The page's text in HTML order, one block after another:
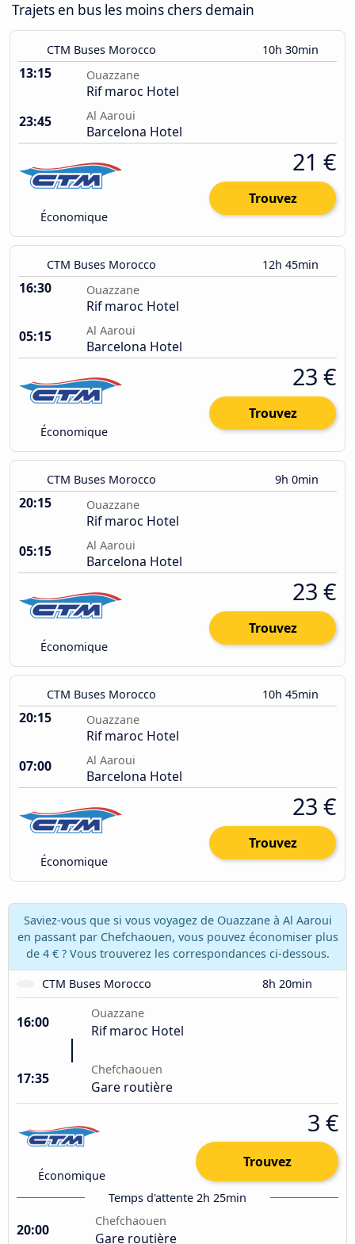
Trajets en bus les moins chers demain
CTM Buses Morocco 10h 30min
13:15 Ouazzane
Rif maroc Hotel
23:45
Al Aaroui
Barcelona Hotel
Économique
21 €
Trouvez
CTM Buses Morocco 12h 45min
16:30 Ouazzane
Rif maroc Hotel
05:15
Al Aaroui
Barcelona Hotel
Économique
23 €
Trouvez
CTM Buses Morocco 9h 0min
20:15 Ouazzane
Rif maroc Hotel
05:15
Al Aaroui
Barcelona Hotel
Économique
23 €
Trouvez
CTM Buses Morocco 10h 45min
20:15 Ouazzane
Rif maroc Hotel
07:00
Al Aaroui
Barcelona Hotel
Économique
23 €
Trouvez
Saviez-vous que si vous voyagez de Ouazzane à Al Aaroui
en passant par Chefchaouen, vous pouvez économiser plus
de 4 € ? Vous trouverez les correspondances ci-dessous.
CTM Buses Morocco
8h 20min
16:00
Ouazzane
Rif maroc Hotel
17:35
Chefchaouen
Gare routière
Économique
3 €
Trouvez
Temps d'attente 2h 25min
20:00
Chefchaouen
Gare routière